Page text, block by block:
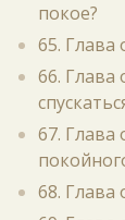
покое?
65.
66.
67.
68. Глава